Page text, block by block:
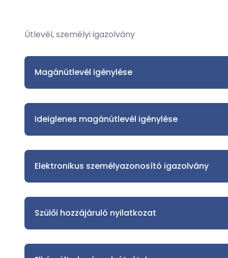
Útlevél, személyi igazolvány
Magánútlevél igénylése
Ideiglenes magánútlevél igénylése
Elektronikus személyazonosító igazolvány
Szülői hozzájáruló nyilatkozat